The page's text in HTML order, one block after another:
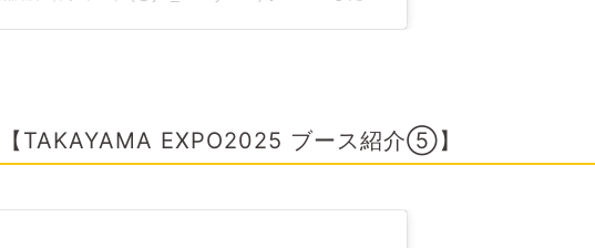
【TAKAYAMA EXPO2025 ブース紹介⑤】